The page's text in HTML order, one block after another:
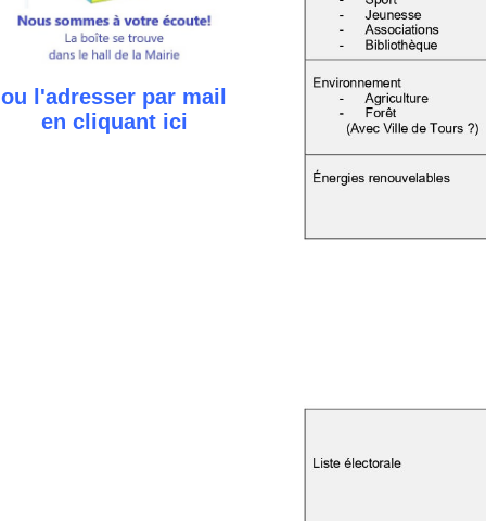
ou l'adresser par mail
en cliquantici